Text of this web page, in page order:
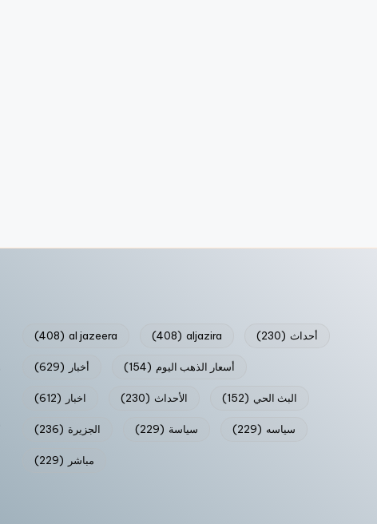
al jazeera
(408) aljazira
(408) أحداث (230)
أخبار (629) أسعار الذهب اليوم (154)
اخبار (612) الأحداث (230) البث الحي (152)
الجزيرة (236) سياسة (229) سياسه (229)
مباشر (229)